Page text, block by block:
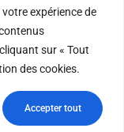
expérience de
sur « Tout
des cookies.
Accepter tout